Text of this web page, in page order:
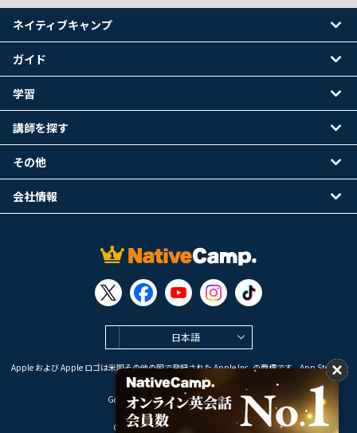
日本語
Apple および Apple ロゴは米国その他の国で登録された Apple Inc. の商標です。App Store は
Apple Inc. のサービスマークです。
Google Play は Google LLC の商標です。
Copyright © 2026 オンライン英会話
ネイティブキャンプ
ガイド
学習
講師を探す
その他
会社情報